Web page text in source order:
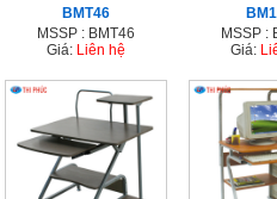
BMT46
MSSP : BMT46
Giá: Liên hệ
MSSP :
Giá: